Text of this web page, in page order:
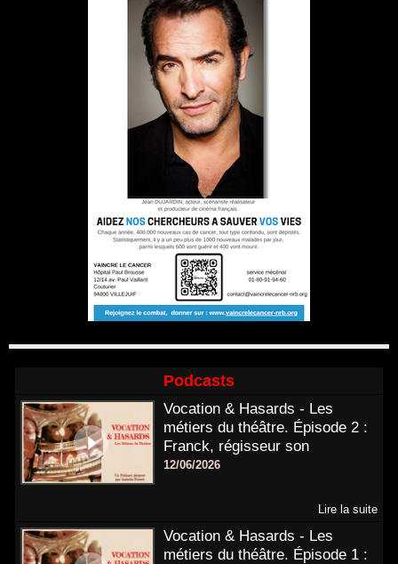
Podcasts
Vocation & Hasards - Les
métiers du théâtre. Épisode 2 :
Franck, régisseur son
12/06/2026
Lire la suite
Vocation & Hasards - Les
métiers du théâtre. Épisode 1 :